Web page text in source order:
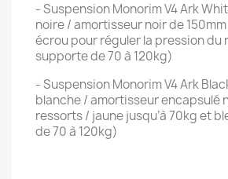
- Suspension Monorim V4 Ark
noire / amortisseur noir de
écrou pour réguler la pression du
supporte de 70 à 120kg)
- Suspension Monorim V4 Ark
blanche / amortisseur encapsulé
ressorts / jaune jusqu’à 70kg et
de 70 à 120kg)